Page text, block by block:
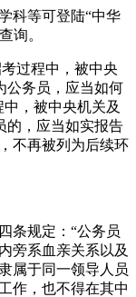
等可登陆“中华
询。
过程中，被中央
公务员，应当如何
，被中央机关及
的，应当如实报告
不再被列为后续环
规定：“公务员
旁系血亲关系以及
属于同一领导人员
作，也不得在其中